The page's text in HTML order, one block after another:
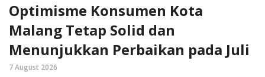
Optimisme Konsumen Kota
Malang Tetap Solid dan
Menunjukkan Perbaikan pada Juli
7 August 2026